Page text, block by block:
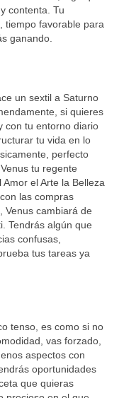
contenta. Tu
tiempo favorable para
ganando.
un sextil a Saturno
si quieres
con tu entorno diario
tu vida en lo
perfecto
tu regente
el Arte la Belleza
las compras
Venus cambiará de
Tendrás algún que
confusas,
tus tareas ya
tenso, es como si no
vas forzado,
aspectos con
oportunidades
que quieras